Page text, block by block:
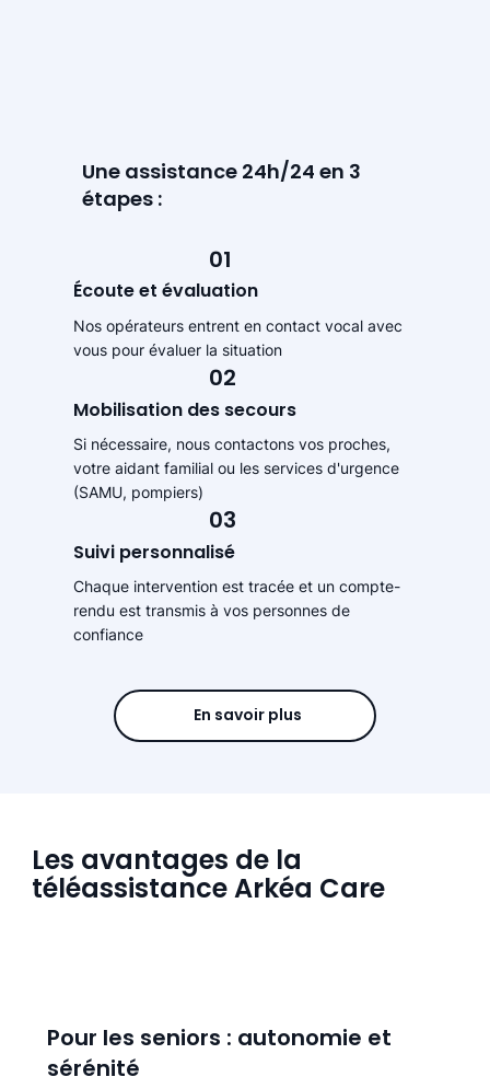
Les avantages de la
téléassistance Arkéa Care
Pour les seniors : autonomie et
sérénité
Une assistance 24h/24 en 3
étapes :
01
Écoute et évaluation
Nos opérateurs entrent en contact vocal avec
vous pour évaluer la situation
02
Mobilisation des secours
Si nécessaire, nous contactons vos proches,
votre aidant familial ou les services d'urgence
(SAMU, pompiers)
03
Suivi personnalisé
Chaque intervention est tracée et un compte-
rendu est transmis à vos personnes de
confiance
En savoir plus